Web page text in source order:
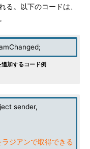
る。以下のコードは、
加するコード例
sender,
ジアンで取得できる